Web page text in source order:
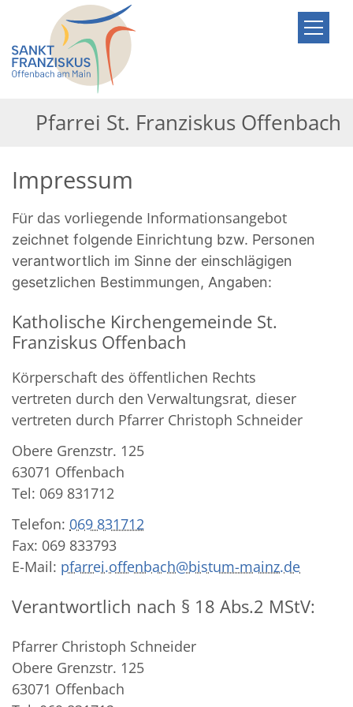
Zum Inhalt springen
Pfarrei St. Franziskus Offenbach
Impressum
Für das vorliegende Informationsangebot
zeichnet folgende Einrichtung bzw. Personen
verantwortlich im Sinne der einschlägigen
gesetzlichen Bestimmungen, Angaben:
Katholische Kirchengemeinde St.
Franziskus Offenbach
Körperschaft des öffentlichen Rechts
vertreten durch den Verwaltungsrat, dieser
vertreten durch Pfarrer Christoph Schneider
Obere Grenzstr. 125
63071 Offenbach
Tel: 069 831712
Telefon: 069 831712
Fax: 069 833793
E-Mail: pfarrei.offenbach@bistum-mainz.de
Verantwortlich nach § 18 Abs.2 MStV:
Pfarrer Christoph Schneider
Obere Grenzstr. 125
63071 Offenbach